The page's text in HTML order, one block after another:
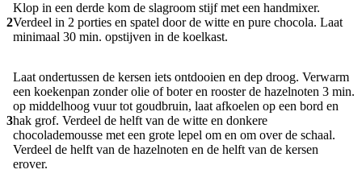
2
Klop in een derde kom de slagroom stijf met een handmixer.
Verdeel in 2 porties en spatel door de witte en pure chocola. Laat
minimaal 30 min. opstijven in de koelkast.
3
Laat ondertussen de kersen iets ontdooien en dep droog. Verwarm
een koekenpan zonder olie of boter en rooster de hazelnoten 3 min.
op middelhoog vuur tot goudbruin, laat afkoelen op een bord en
hak grof. Verdeel de helft van de witte en donkere
chocolademousse met een grote lepel om en om over de schaal.
Verdeel de helft van de hazelnoten en de helft van de kersen
erover.